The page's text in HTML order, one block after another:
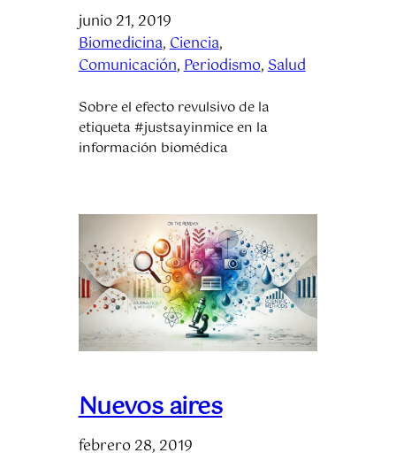
junio 21, 2019
Biomedicina, Ciencia
Comunicación, Periodismo, Salud
Sobre el efecto revulsivo de la
etiqueta #justsayinmice en la
información biomédica
Nuevos aires
febrero 28, 2019